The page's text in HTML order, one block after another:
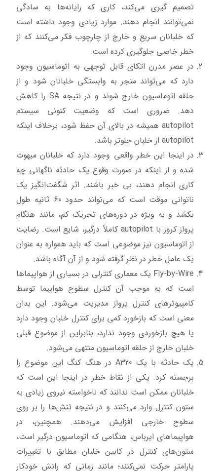
تصمیم گیری می‌کند، کاری که رایانه‌ها به سادگی
نمی‌توانند انجام دهند. موارد زیادی وجود داشته است
که خلبانان سریع و خارج از چارچوب فکر می‌کنند که از
خطر خاصی جلوگیری کرده است.
در عصر مدرن اتکای قابل توجهی به اتوماسیون وجود
دارد که می‌تواند منجر به وابستگی خلبانان شود و از
حلقه اتوماسیون خارج شوند و در نتیجه SA را کاهش
دهد. ضروری است که وضعیت کنونی سیستم
autopilot همیشه در بالای آن حفظ شود، برخلاف اینکه
autopilot از خلبان جلوتر باشد.
در اینجا این خطر واقعی وجود دارد که خلبانان مبهوت
شده و از اینکه در صورت وقوع یک حادثه ناگهانی چه
کاری انجام دهند، بی خبر باشند. اثر شگفت‌انگیز یک
ناتوانی موقت است که می‌تواند حدود 60 ثانیه طول
بکشد و به ویژه در دوره‌های تحریک کم، مانند هنگام
پرواز کروز با autopilot کاملاً درگیر، شایع است. رضایت
از اتوماسیون نیز موضوعی است که باید همواره به عنوان
یک عامل خطر در نظر گرفته شود و از آن آگاه باشد.
Fly-by-Wire یک معماری کنترلی در بسیاری از هواپیماها
است که به موجب آن کنترل سطوح هواپیما توسط
کامپیوترهای کنترل پرواز مدیریت می‌شود. این بدان
معنی است که بازخورد کمی برای کنترل خلبان وجود دارد
یا هیچ بازخوردی وجود ندارد، بنابراین از موضوع قبلی
خلبان خارج از حلقه اتوماسیون منتهی می‌شود.
یک حادثه با یک A320 در هنگ کنگ این موضوع را
برجسته کرد. یکی از نقاط خطر در اینجا این است که
خلبانان ممکن است ندانند که ناخواسته نیروی زیادی به
ستون کنترل وارد می‌کنند و در نتیجه تنش‌ها را بر روی
سطوح خارجی افزایش می‌دهند. همچنین، در
هواپیماهای ایرباس، هنگامی که اتوماسیون درگیر است،
ستون‌های کنترل در کابین خلبان مطابق با تغییرات
پارامتر حرکت نمی‌کنند؛ مانند زمانی که رانش خودکار